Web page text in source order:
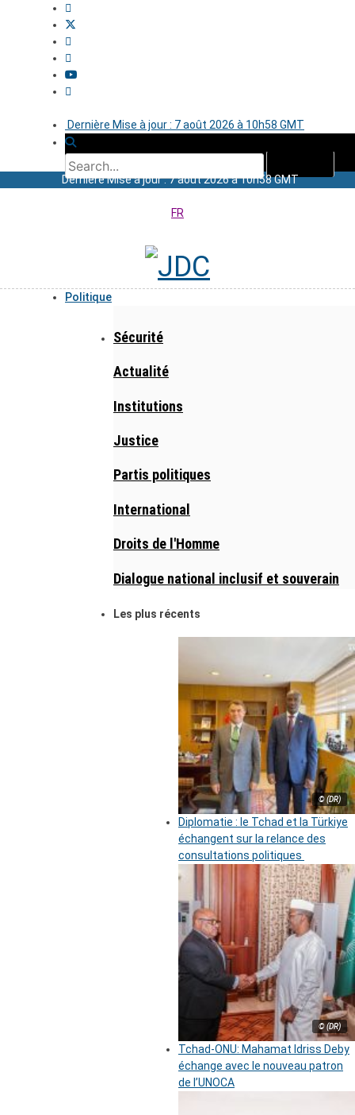
Dernière Mise à jour : 7 août 2026 à 10h58 GMT
Dernière Mise à jour : 7 août 2026 à 10h58 GMT
FR
Politique
Sécurité
Actualité
Institutions
Justice
Partis politiques
International
Droits de l'Homme
Dialogue national inclusif et souverain
Les plus récents
© (DR)
Diplomatie : le Tchad et la Türkiye
échangent sur la relance des
consultations politiques
© (DR)
Tchad-ONU: Mahamat Idriss Deby
échange avec le nouveau patron
de l’UNOCA